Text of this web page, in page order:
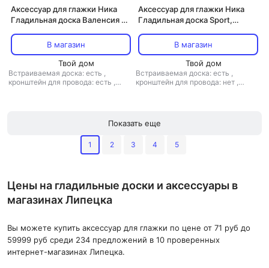
Аксессуар для глажки Ника
Гладильная доска Валенсия 1
В магазин
Твой дом
Встраиваемая доска: есть ,
кронштейн для провода: есть ,
Аксессуар для глажки Ника
Гладильная доска Sport,
В магазин
Твой дом
Встраиваемая доска: есть ,
кронштейн для провода: нет ,
Показать еще
1 2 3 4 5
Цены на гладильные доски и аксессуары в
магазинах Липецка
Вы можете купить аксессуар для глажки по цене от 71 руб до
59999 руб среди 234 предложений в 10 проверенных
интернет-магазинах Липецка.